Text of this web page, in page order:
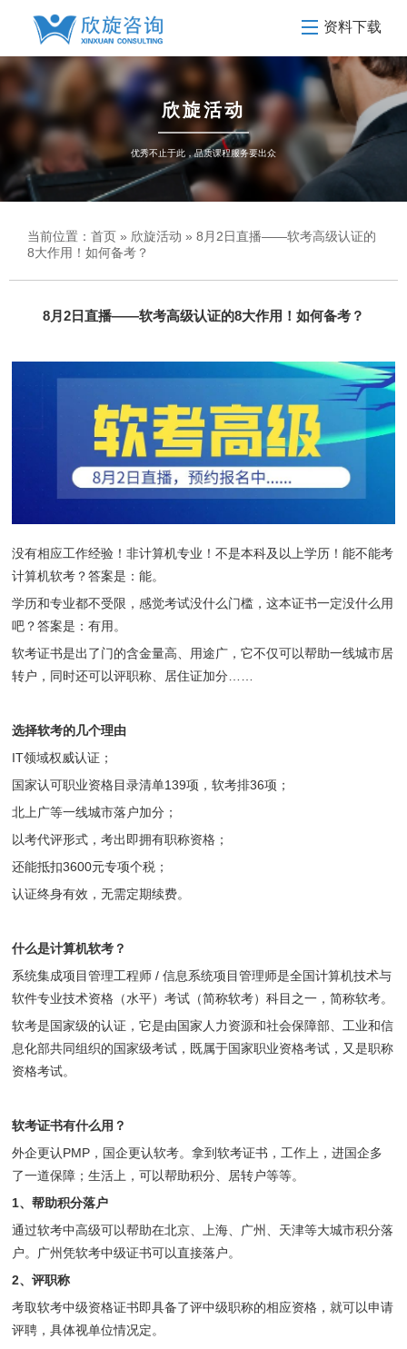
资料下载
欣旋活动
优秀不止于此，品质课程服务要出众
当前位置： 首页 » 欣旋活动 » 8月2日直播——软考高级认证的
8大作用！如何备考？
8月2日直播——软考高级认证的8大作用！如何备考？
没有相应工作经验！非计算机专业！不是本科及以上学历！能不能考
计算机软考？答案是：能。
学历和专业都不受限，感觉考试没什么门槛，这本证书一定没什么用
吧？答案是：有用。
软考证书是出了门的含金量高、用途广，它不仅可以帮助一线城市居
转户，同时还可以评职称、居住证加分……
选择软考的几个理由
IT领域权威认证；
国家认可职业资格目录清单139项，软考排36项；
北上广等一线城市落户加分；
以考代评形式，考出即拥有职称资格；
还能抵扣3600元专项个税；
认证终身有效，无需定期续费。
什么是计算机软考？
系统集成项目管理工程师 / 信息系统项目管理师是全国计算机技术与
软件专业技术资格（水平）考试（简称软考）科目之一，简称软考。
软考是国家级的认证，它是由国家人力资源和社会保障部、工业和信
息化部共同组织的国家级考试，既属于国家职业资格考试，又是职称
资格考试。
软考证书有什么用？
外企更认PMP，国企更认软考。拿到软考证书，工作上，进国企多
了一道保障；生活上，可以帮助积分、居转户等等。
1、帮助积分落户
通过软考中高级可以帮助在北京、上海、广州、天津等大城市积分落
户。广州凭软考中级证书可以直接落户。
2、评职称
考取软考中级资格证书即具备了评中级职称的相应资格，就可以申请
评聘，具体视单位情况定。